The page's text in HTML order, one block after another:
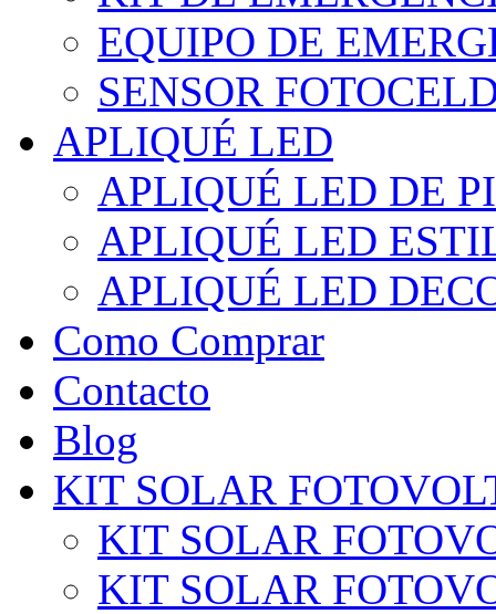
EQUIPO DE
SENSOR
APLIQUÉ LED
APLIQUÉ LED DE
APLIQUÉ LED
APLIQUÉ LED
Como Comprar
Contacto
Blog
KIT SOLAR
KIT SOLAR
KIT SOLAR